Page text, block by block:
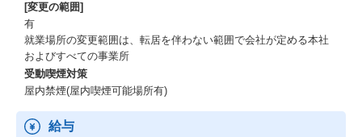
[変更の範囲]
有
就業場所の変更範囲は、転居を伴わない範囲で会社が定める本社
およびすべての事業所
受動喫煙対策
屋内禁煙(屋内喫煙可能場所有)
給与